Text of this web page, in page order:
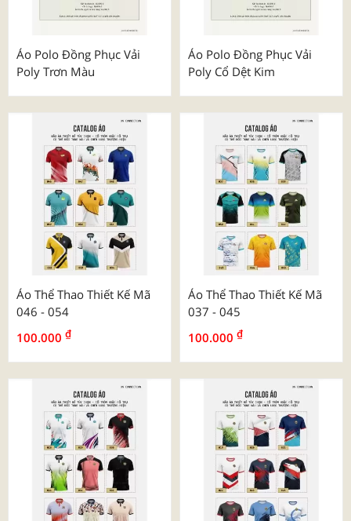
Áo Polo Đồng Phục Vải
Poly Trơn Màu
Áo Polo Đồng Phục Vải
Poly Cổ Dệt Kim
Áo Thể Thao Thiết Kế Mã
046 - 054
100.000 ₫
Áo Thể Thao Thiết Kế Mã
037 - 045
100.000 ₫